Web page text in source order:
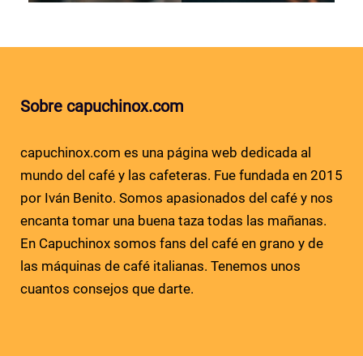
Sobre capuchinox.com
capuchinox.com es una página web dedicada al
mundo del café y las cafeteras. Fue fundada en 2015
por Iván Benito. Somos apasionados del café y nos
encanta tomar una buena taza todas las mañanas.
En Capuchinox somos fans del café en grano y de
las máquinas de café italianas. Tenemos unos
cuantos consejos que darte.